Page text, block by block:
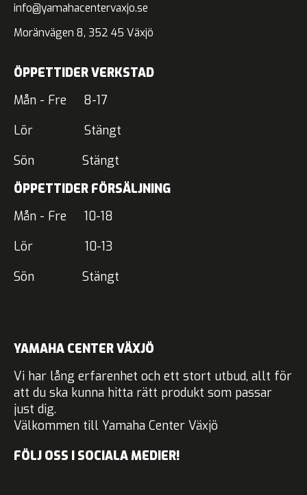
info@yamahacentervaxjo.se
Moränvägen 8, 352 45 Växjö
ÖPPETTIDER VERKSTAD
Mån - Fre 8-17
Lör Stängt
Sön Stängt
ÖPPETTIDER FÖRSÄLJNING
Mån - Fre 10-18
Lör 10-13
Sön Stängt
YAMAHA CENTER VÄXJÖ
Vi har lång erfarenhet och ett stort utbud, allt för
att du ska kunna hitta rätt produkt som passar
just dig.
Välkommen till Yamaha Center Växjö
FÖLJ OSS I SOCIALA MEDIER!